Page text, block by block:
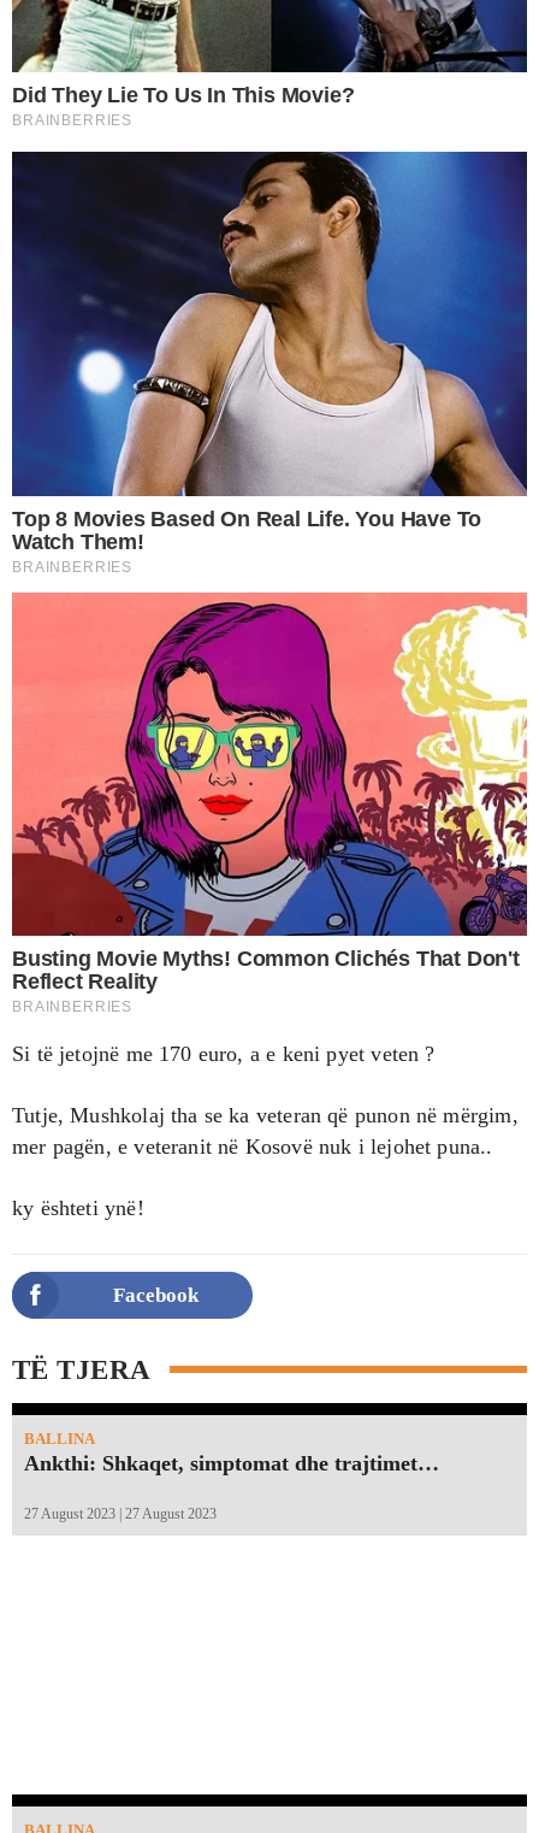
Si të jetojnë me 170 euro, a e keni pyet veten ?
Tutje, Mushkolaj tha se ka veteran që punon në mërgim,
mer pagën, e veteranit në Kosovë nuk i lejohet puna..
ky ështeti ynë!
Facebook
TË TJERA
BALLINA
Ankthi: Shkaqet, simptomat dhe trajtimet…
27 August 2023 | 27 August 2023